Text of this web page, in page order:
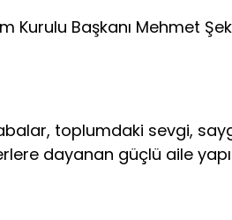
Kurulu Başkanı Mehmet
toplumdaki sevgi,
dayanan güçlü aile